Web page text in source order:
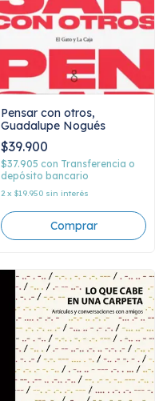
Pensar con otros,
Guadalupe Nogués
$39.900
$37.905 con Transferencia o
depósito bancario
2 x $19.950 sin interés